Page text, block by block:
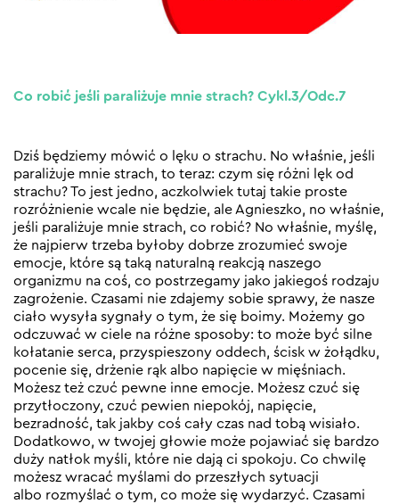
Co robić jeśli paraliżuje mnie strach? Cykl.3/Odc.7
Dziś będziemy mówić o lęku o strachu. No właśnie, jeśli
paraliżuje mnie strach, to teraz: czym się różni lęk od
strachu? To jest jedno, aczkolwiek tutaj takie proste
rozróżnienie wcale nie będzie, ale Agnieszko, no właśnie,
jeśli paraliżuje mnie strach, co robić? No właśnie, myślę,
że najpierw trzeba byłoby dobrze zrozumieć swoje
emocje, które są taką naturalną reakcją naszego
organizmu na coś, co postrzegamy jako jakiegoś rodzaju
zagrożenie. Czasami nie zdajemy sobie sprawy, że nasze
ciało wysyła sygnały o tym, że się boimy. Możemy go
odczuwać w ciele na różne sposoby: to może być silne
kołatanie serca, przyspieszony oddech, ścisk w żołądku,
pocenie się, drżenie rąk albo napięcie w mięśniach.
Możesz też czuć pewne inne emocje. Możesz czuć się
przytłoczony, czuć pewien niepokój, napięcie,
bezradność, tak jakby coś cały czas nad tobą wisiało.
Dodatkowo, w twojej głowie może pojawiać się bardzo
duży natłok myśli, które nie dają ci spokoju. Co chwilę
możesz wracać myślami do przeszłych sytuacji
albo rozmyślać o tym, co może się wydarzyć. Czasami